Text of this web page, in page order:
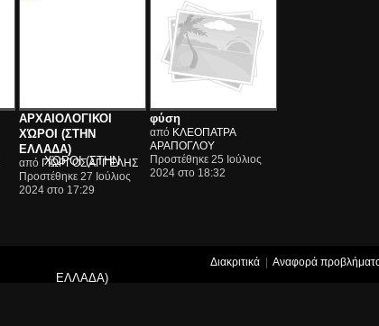
ΑΡΧΑΙΟΛΟΓΙΚΟΙ
ΧΏΡΟΙ (ΣΤΗΝ
ΕΛΛΑΔΑ)
από ΓΙΏΡΓΟΣ ΑΓΓΈΛΗΣ
Προστέθηκε 27 Ιούλιος
2024 στο 17:29
φύση
από ΚΛΕΟΠΑΤΡΑ
ΑΡΑΠΟΓΛΟΥ
Προστέθηκε 25 Ιούλιος
2024 στο 18:32
Διακριτικά| Αναφορά